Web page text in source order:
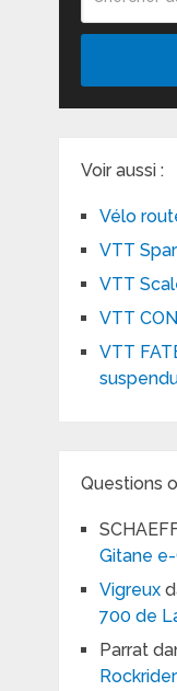
Voir aussi :
Vélo
VTT
VTT
VTT
VTT
Questions
Gitane
Vigreux
700 de
Parrat